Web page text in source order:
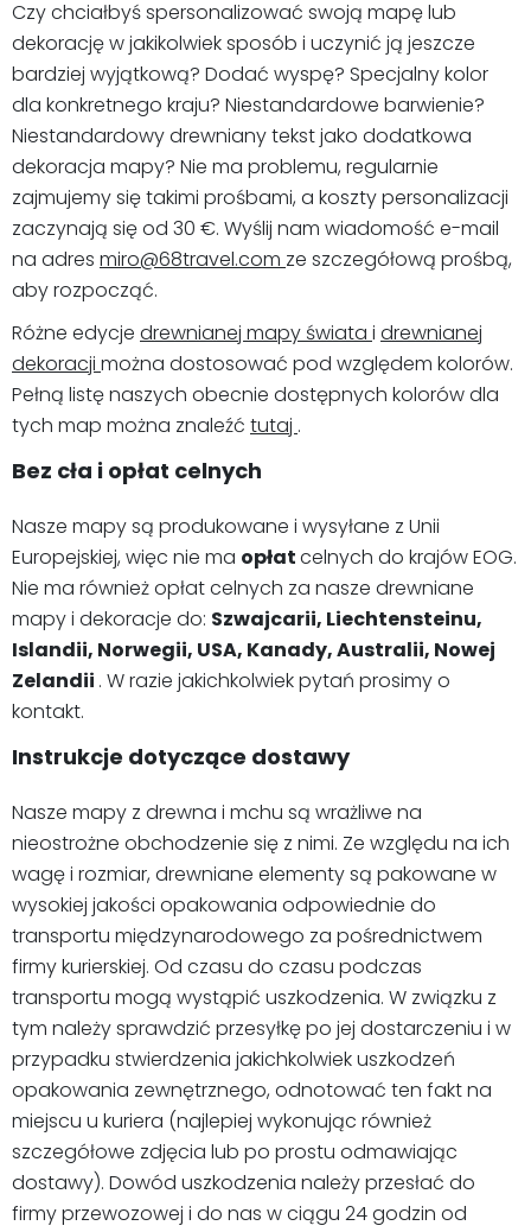
Czy chciałbyś spersonalizować swoją mapę lub
dekorację w jakikolwiek sposób i uczynić ją jeszcze
bardziej wyjątkową? Dodać wyspę? Specjalny kolor
dla konkretnego kraju? Niestandardowe barwienie?
Niestandardowy drewniany tekst jako dodatkowa
dekoracja mapy? Nie ma problemu, regularnie
zajmujemy się takimi prośbami, a koszty personalizacji
zaczynają się od 30 €. Wyślij nam wiadomość e-mail
na adres miro@68travel.com ze szczegółową prośbą,
aby rozpocząć.
Różne edycje drewnianej mapy świata i drewnianej
dekoracji można dostosować pod względem kolorów.
Pełną listę naszych obecnie dostępnych kolorów dla
tych map można znaleźć tutaj .
Bez cła i opłat celnych
Nasze mapy są produkowane i wysyłane z Unii
Europejskiej, więc nie ma opłatcelnych do krajów EOG.
Nie ma również opłat celnych za nasze drewniane
mapy i dekoracje do: Szwajcarii, Liechtensteinu,
Islandii, Norwegii, USA, Kanady, Australii, Nowej
Zelandii . W razie jakichkolwiek pytań prosimy o
kontakt.
Instrukcje dotyczące dostawy
Nasze mapy z drewna i mchu są wrażliwe na
nieostrożne obchodzenie się z nimi. Ze względu na ich
wagę i rozmiar, drewniane elementy są pakowane w
wysokiej jakości opakowania odpowiednie do
transportu międzynarodowego za pośrednictwem
firmy kurierskiej. Od czasu do czasu podczas
transportu mogą wystąpić uszkodzenia. W związku z
tym należy sprawdzić przesyłkę po jej dostarczeniu i w
przypadku stwierdzenia jakichkolwiek uszkodzeń
opakowania zewnętrznego, odnotować ten fakt na
miejscu u kuriera (najlepiej wykonując również
szczegółowe zdjęcia lub po prostu odmawiając
dostawy). Dowód uszkodzenia należy przesłać do
firmy przewozowej i do nas w ciągu 24 godzin od